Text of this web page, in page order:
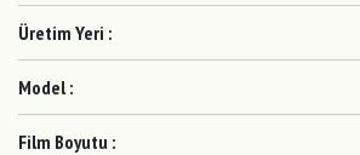
Üretim Yeri :
Model :
Film Boyutu :